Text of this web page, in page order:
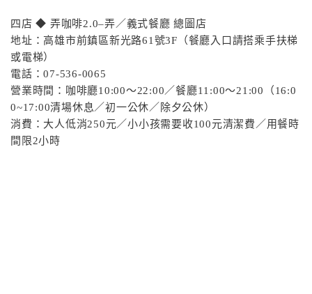
四店 ◆ 弄咖啡2.0–弄／義式餐廳 總圖店
地址：高雄市前鎮區新光路61號3F（餐廳入口請搭乘手扶梯
或電梯）
電話：07-536-0065
營業時間：咖啡廳10:00～22:00／餐廳11:00～21:00（16:0
0~17:00清場休息／初一公休／除夕公休）
消費：大人低消250元／小小孩需要收100元清潔費／用餐時
間限2小時